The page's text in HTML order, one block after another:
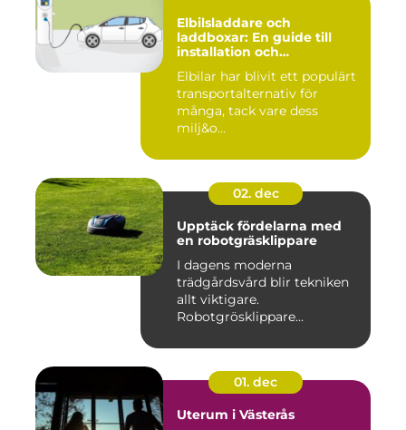
Elbilsladdare och
laddboxar: En guide till
installation och
Elbilar har blivit ett populärt
transportalternativ för
många, tack vare dess
milj&o...
02. dec
Upptäck fördelarna med
en robotgräsklippare
I dagens moderna
trädgårdsvård blir tekniken
allt viktigare.
Robotgrösklippare...
01. dec
Uterum i Västerås